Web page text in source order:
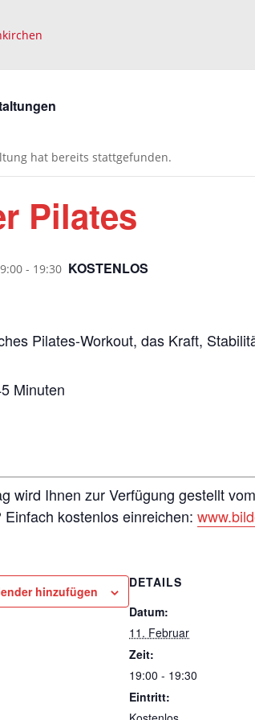
hat bereits stattgefunden.
Pilates
- 19:30 KOSTENLOS
Pilates-Workout, das Kraft,
Minuten
wird Ihnen zur Verfügung gestellt vom
Einfach kostenlos einreichen:
hinzufügen
DETAILS
Datum:
11. Februar
Zeit:
19:00 - 19:30
Eintritt: